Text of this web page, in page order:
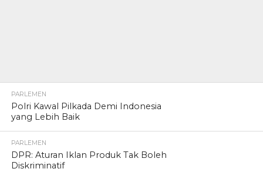
PARLEMEN
Polri Kawal Pilkada Demi Indonesia
yang Lebih Baik
PARLEMEN
DPR: Aturan Iklan Produk Tak Boleh
Diskriminatif